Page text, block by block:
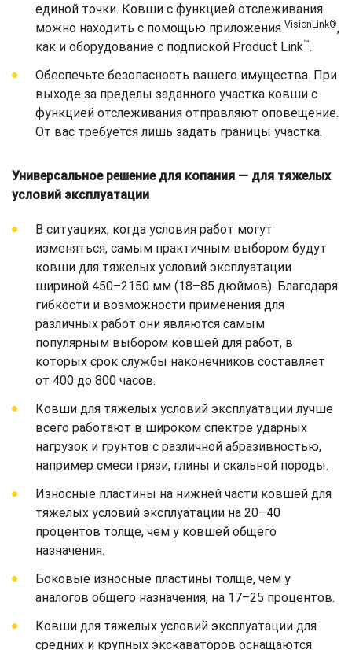
единой точки. Ковши с функцией отслеживания
можно находить с помощью приложения VisionLink®,
как и оборудование с подпиской Product Link™.
Обеспечьте безопасность вашего имущества. При
выходе за пределы заданного участка ковши с
функцией отслеживания отправляют оповещение.
От вас требуется лишь задать границы участка.
Универсальное решение для копания — для тяжелых
условий эксплуатации
В ситуациях, когда условия работ могут
изменяться, самым практичным выбором будут
ковши для тяжелых условий эксплуатации
шириной 450–2150 мм (18–85 дюймов). Благодаря
гибкости и возможности применения для
различных работ они являются самым
популярным выбором ковшей для работ, в
которых срок службы наконечников составляет
от 400 до 800 часов.
Ковши для тяжелых условий эксплуатации лучше
всего работают в широком спектре ударных
нагрузок и грунтов с различной абразивностью,
например смеси грязи, глины и скальной породы.
Износные пластины на нижней части ковшей для
тяжелых условий эксплуатации на 20–40
процентов толще, чем у ковшей общего
назначения.
Боковые износные пластины толще, чем у
аналогов общего назначения, на 17–25 процентов.
Ковши для тяжелых условий эксплуатации для
средних и крупных экскаваторов оснащаются